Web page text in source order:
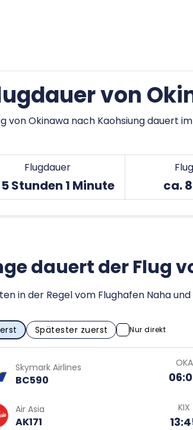
von
von Okinawa nach Kaohsiung dauert
Flugdauer
Stunden 1 Minute ca.
dauert der Flug
in der Regel vom Flughafen Naha
Spätester zuerst Nur direkt
Skymark Airlines
BC590
OKA
Air Asia
AK171
KIX